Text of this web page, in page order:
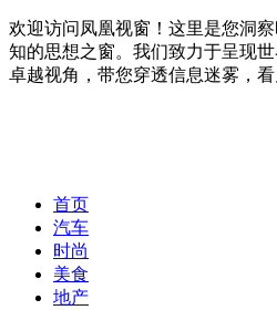
欢迎访问凤凰视窗！这里是您洞
知的思想之窗。我们致力于呈现
卓越视角，带您穿透信息迷雾，看
首页
汽车
时尚
美食
地产